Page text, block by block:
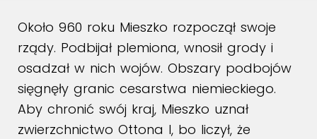
Około 960 roku Mieszko rozpoczął swoje
rządy. Podbijał plemiona, wnosił grody i
osadzał w nich wojów. Obszary podbojów
sięgnęły granic cesarstwa niemieckiego.
Aby chronić swój kraj, Mieszko uznał
zwierzchnictwo Ottona I, bo liczył, że